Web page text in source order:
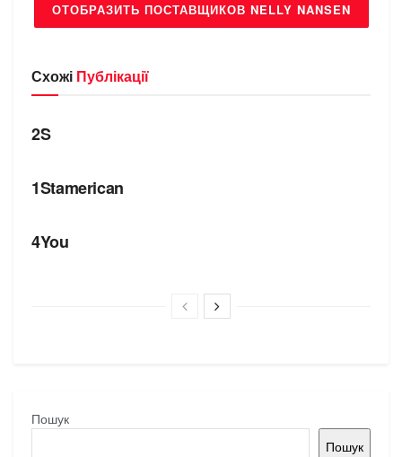
ОТОБРАЗИТЬ ПОСТАВЩИКОВ NELLY NANSEN
Схожі Публікації
БРЕНДИ
2S
1Stamerican
4You
Пошук
Пошук